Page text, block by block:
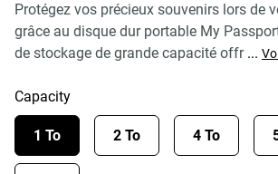
Protégez vos précieux souvenirs lors de
grâce au disque dur portable My
de stockage de grande capacité offr ...
Capacity
1 To 2 To 4 To